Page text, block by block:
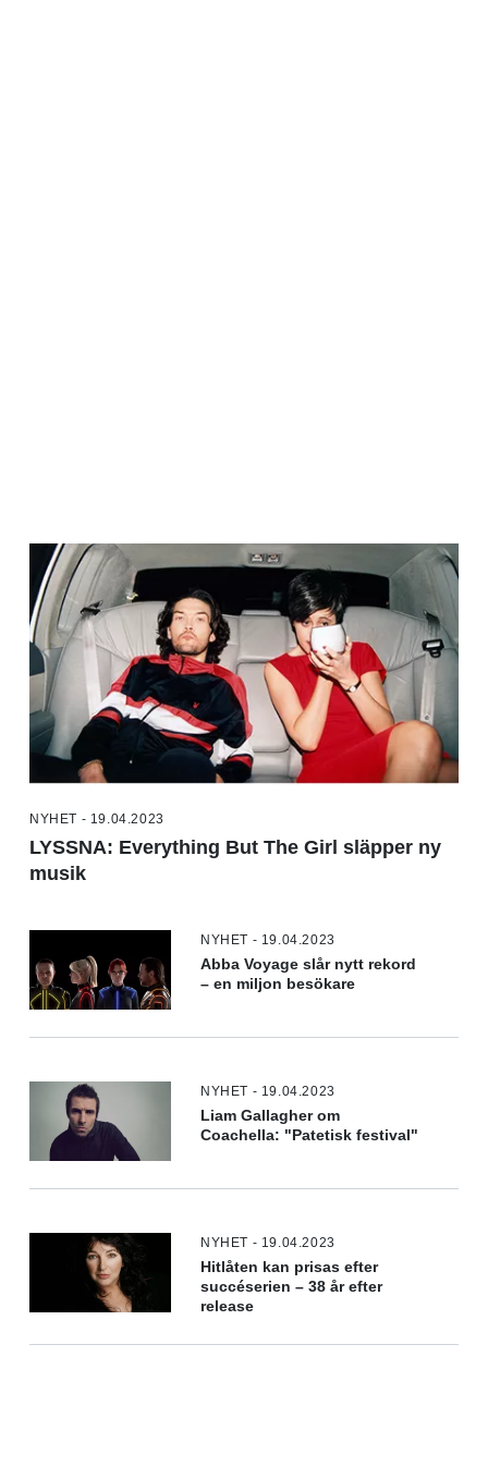
NYHET - 19.04.2023
LYSSNA: Everything But The Girl släpper ny
musik
NYHET - 19.04.2023
Abba Voyage slår nytt rekord
– en miljon besökare
NYHET - 19.04.2023
Liam Gallagher om
Coachella: "Patetisk festival"
NYHET - 19.04.2023
Hitlåten kan prisas efter
succéserien – 38 år efter
release